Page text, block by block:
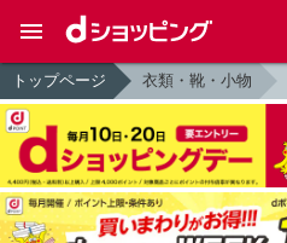
トップページ 衣類・靴・小物